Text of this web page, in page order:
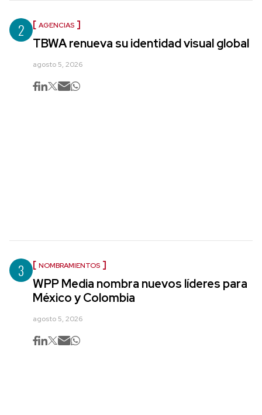
2 AGENCIAS
TBWA renueva su identidad visual global
agosto 5, 2026
3 NOMBRAMIENTOS
WPP Media nombra nuevos líderes para
México y Colombia
agosto 5, 2026